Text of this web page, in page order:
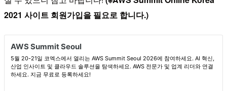
2021 사이트 회원가입을 필요로 합니다.)